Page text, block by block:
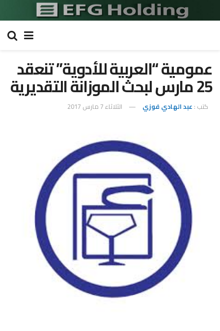
عمومية “العربية للأدوية” تنعقد
25 مارس لبحث الموزانة التقديرية
كتب : عبد الهادي فوزي الثلاثاء 7 مارس 2017